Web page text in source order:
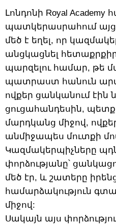
Լոնդոնի Royal Academy
պատկերասրահում
մեծ է եղել, որ
անցկացնել հետաքրքիր
պարզելու համար, թե
պատրաստ հանուն
ովքեր ցանկանում էին
ցուցահանդեսին, պետք
մարդկանց միջով,
անմիջապես մուտքի
Կազմակերպիչները
փորձությանը՝
մեծ էր, և շատերը
համարձակություն
միջով:
Սակայն այս